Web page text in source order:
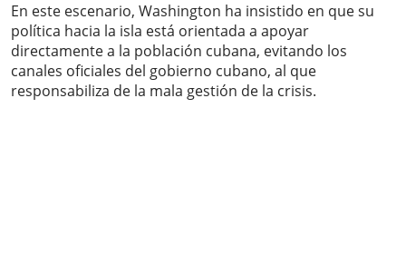
En este escenario, Washington ha insistido en que su
política hacia la isla está orientada a apoyar
directamente a la población cubana, evitando los
canales oficiales del gobierno cubano, al que
responsabiliza de la mala gestión de la crisis.